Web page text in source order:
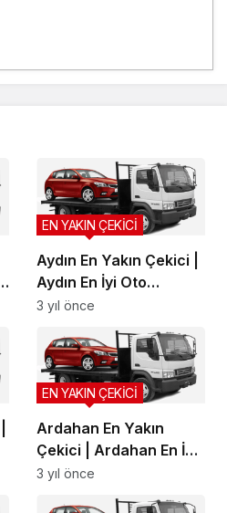
Aydın En Yakın Çekici |
Aydın En İyi Oto
Kurtarma, Aydın Yol
EN YAKIN ÇEKİCİ
3 yıl önce
Ardahan En Yakın
Çekici | Ardahan En İyi
Oto Kurtarma, Ardahan
EN YAKIN ÇEKİCİ
3 yıl önce